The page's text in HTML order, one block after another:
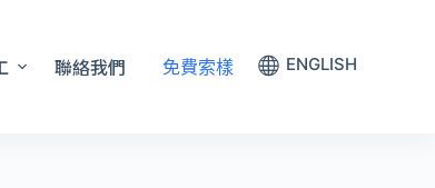
聯絡我們 免費索樣 ENGLISH